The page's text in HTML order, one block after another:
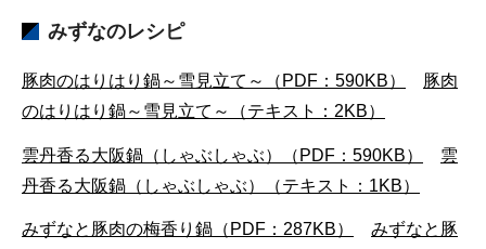
みずなのレシピ
豚肉のはりはり鍋～雪見立て～（PDF：590KB）
豚肉
のはりはり鍋～雪見立て～（テキスト：2KB）
雲丹香る大阪鍋（しゃぶしゃぶ）（PDF：590KB）
雲
丹香る大阪鍋（しゃぶしゃぶ）（テキスト：1KB）
みずなと豚肉の梅香り鍋（PDF：287KB）
みずなと豚